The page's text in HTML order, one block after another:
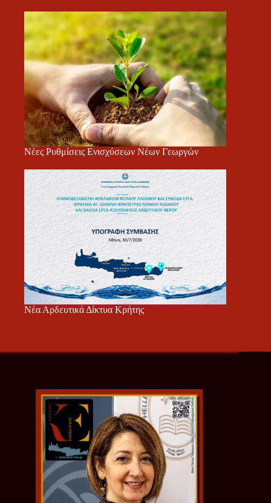
Νέες Ρυθμίσεις Ενισχύσεων Νέων Γεωργών
Νέα Αρδευτικά Δίκτυα Κρήτης